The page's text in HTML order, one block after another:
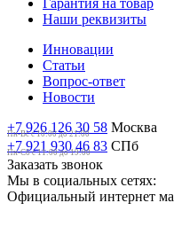
Гарантия на товар
Наши реквизиты
Инновации
Статьи
Вопрос-ответ
Новости
+7 926 126 30 58 Москва
Пн-Вс с 10:00 до 21:00
+7 921 930 46 83 СПб
Пн-Сб c 11:00 до 19:00
Заказать звонок
Мы в социальных сетях:
Официальный интернет